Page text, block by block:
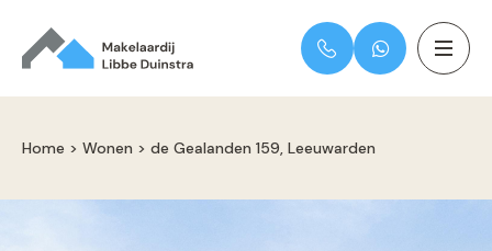
Home > Wonen > de Gealanden 159, Leeuwarden